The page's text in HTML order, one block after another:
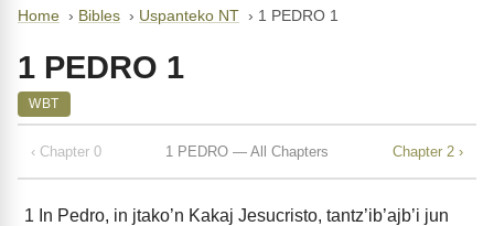
Home › Bibles › Uspanteko NT › 1 PEDRO 1
1 PEDRO 1
WBT
‹ Chapter 0 1 PEDRO — All Chapters Chapter 2 ›
1 In Pedro, in jtako’n Kakaj Jesucristo, tantz’ib’ajb’i jun